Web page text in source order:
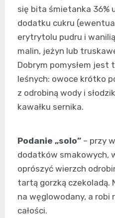
się bita śmietanka 36%
dodatku cukru
erytrytolu pudru i
malin, jeżyn lub
Dobrym pomysłem jest
leśnych: owoce krótko
z odrobiną wody i
kawałku sernika.
Podanie „solo” – przy
dodatków smakowych,
oprószyć wierzch
tartą gorzką czekoladą.
na węglowodany, a robi
całości.